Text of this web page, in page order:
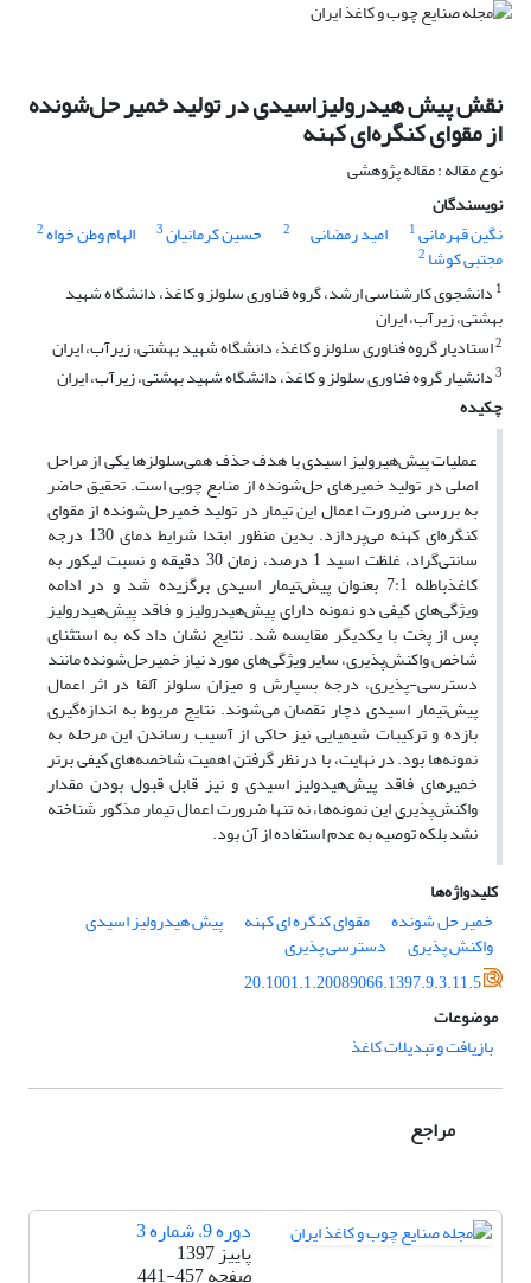
نقش پیش هیدرولیزاسیدی در تولید خمیر حل‌شونده
از مقوای کنگره‌ای کهنه
نوع مقاله : مقاله پژوهشی
نویسندگان
نگین قهرمانی1 امید رمضانی 2 حسین کرمانیان3 الهام وطن خواه2
مجتبی کوشا 2
1 دانشجوی کارشناسی ارشد، گروه فناوری سلولز و کاغذ، دانشگاه شهید
بهشتی، زیرآب، ایران
2استادیار گروه فناوری سلولز و کاغذ، دانشگاه شهید بهشتی، زیرآب، ایران
3دانشیار گروه فناوری سلولز و کاغذ، دانشگاه شهید بهشتی، زیرآب، ایران
چکیده
عملیات پیش‌هیرولیز اسیدی با هدف حذف همی‌سلولزها یکی از مراحل
اصلی در تولید خمیرهای حل‌شونده از منابع چوبی است. تحقیق حاضر
به بررسی ضرورت اعمال این تیمار در تولید خمیرحل‌شونده از مقوای
کنگره‌ای کهنه می‌پردازد. بدین منظور ابتدا شرایط دمای 130 درجه
سانتی‌گراد، غلظت اسید 1 درصد، زمان 30 دقیقه و نسبت لیکور به
کاغذباطله 7:1 بعنوان پیش‌تیمار اسیدی برگزیده شد و در ادامه
ویژگی‌های کیفی دو نمونه دارای پیش‌هیدرولیز و فاقد پیش‌هیدرولیز
پس از پخت با یکدیگر مقایسه شد. نتایج نشان داد که به استثنای
شاخص واکنش‌پذیری، سایر ویژگی‌های مورد نیاز خمیر‌حل‌شونده مانند
دسترسی-پذیری، درجه بسپارش و میزان سلولز آلفا در اثر اعمال
پیش‌تیمار اسیدی دچار نقصان می‌شوند. نتایج مربوط به اندازه‌گیری
بازده و ترکیبات شیمیایی نیز حاکی از آسیب رساندن این مرحله به
نمونه‌ها بود. در نهایت، با در نظر گرفتن اهمیت شاخصه‌های کیفی برتر
خمیرهای فاقد پیش‌هیدولیز اسیدی و نیز قابل قبول بودن مقدار
واکنش‌‌پذیری این نمونه‌ها، نه تنها ضرورت اعمال تیمار مذکور شناخته
نشد بلکه توصیه به عدم استفاده از آن بود.
کلیدواژه‌ها
خمیر حل شونده
مقوای کنگره ای کهنه پیش هیدرولیز اسیدی
واکنش پذیری
دسترسی پذیری
20.1001.1.20089066.1397.9.3.11.5
موضوعات
بازیافت و تبدیلات کاغذ
مراجع
دوره 9، شماره 3
پاییز 1397